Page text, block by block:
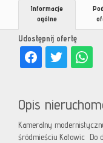
Udostępnij ofertę
Informacje
ogólne
Opis
Kameralny
śródmieściu Katowic Do